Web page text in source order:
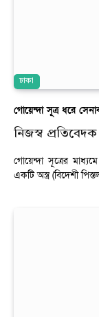
ঢাকা
গোয়েন্দা সূত্র ধরে
নিজস্ব প্রতিবেদক
গোয়েন্দা সূত্রের
একটি অস্ত্র (বিদেশী